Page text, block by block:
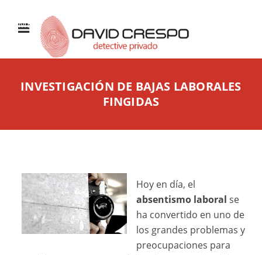
MENÚ
INVESTIGACIÓN DE BAJAS LABORALES
FINGIDAS
Hoy en día, el
absentismo laboral se
ha convertido en uno de
los grandes problemas y
preocupaciones para